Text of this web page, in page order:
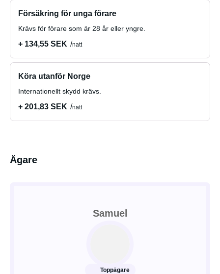
Försäkring för unga förare
Krävs för förare som är 28 år eller yngre.
+ 134,55 SEK natt
Köra utanför Norge
Internationellt skydd krävs.
+ 201,83 SEK natt
Ägare
Samuel
Toppägare